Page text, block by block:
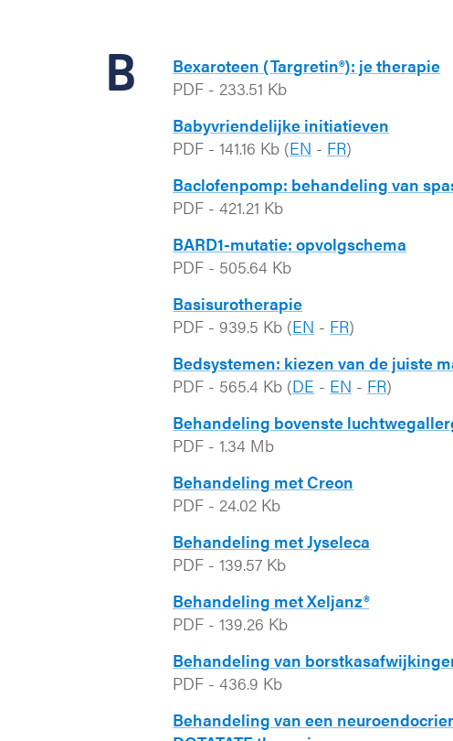
B
Bexaroteen (Targretin®): je therapie
PDF - 233.51 Kb
Babyvriendelijke initiatieven
PDF -141.16 Kb (EN - FR)
Baclofenpomp: behandeling van
PDF -421.21 Kb
BARD1-mutatie: opvolgschema
PDF - 505.64 Kb
Basisurotherapie
PDF - 939.5 Kb (EN - FR)
Bedsystemen: kiezen van de juiste
PDF - 565.4 Kb (DE - EN - FR)
Behandeling bovenste
PDF -1.34 Mb
Behandeling met Creon
PDF - 24.02 Kb
Behandeling met Jyseleca
PDF -139.57 Kb
Behandeling met Xeljanz®
PDF -139.26 Kb
Behandeling van
PDF -436.9 Kb
Behandeling van een